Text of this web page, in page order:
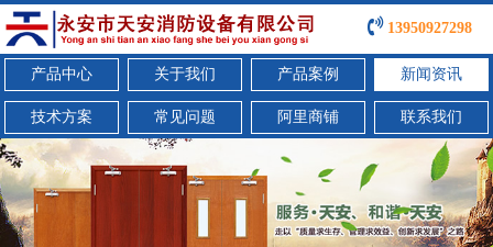
13950927298
产品中心 关于我们 产品案例 新闻资讯
技术方案 常见问题 阿里商铺 联系我们